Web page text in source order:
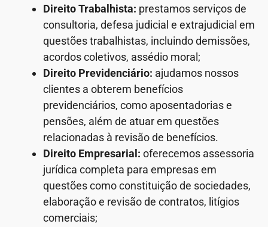
Direito Trabalhista: prestamos serviços de
consultoria, defesa judicial e extrajudicial em
questões trabalhistas, incluindo demissões,
acordos coletivos, assédio moral;
Direito Previdenciário: ajudamos nossos
clientes a obterem benefícios
previdenciários, como aposentadorias e
pensões, além de atuar em questões
relacionadas à revisão de benefícios.
Direito Empresarial: oferecemos assessoria
jurídica completa para empresas em
questões como constituição de sociedades,
elaboração e revisão de contratos, litígios
comerciais;